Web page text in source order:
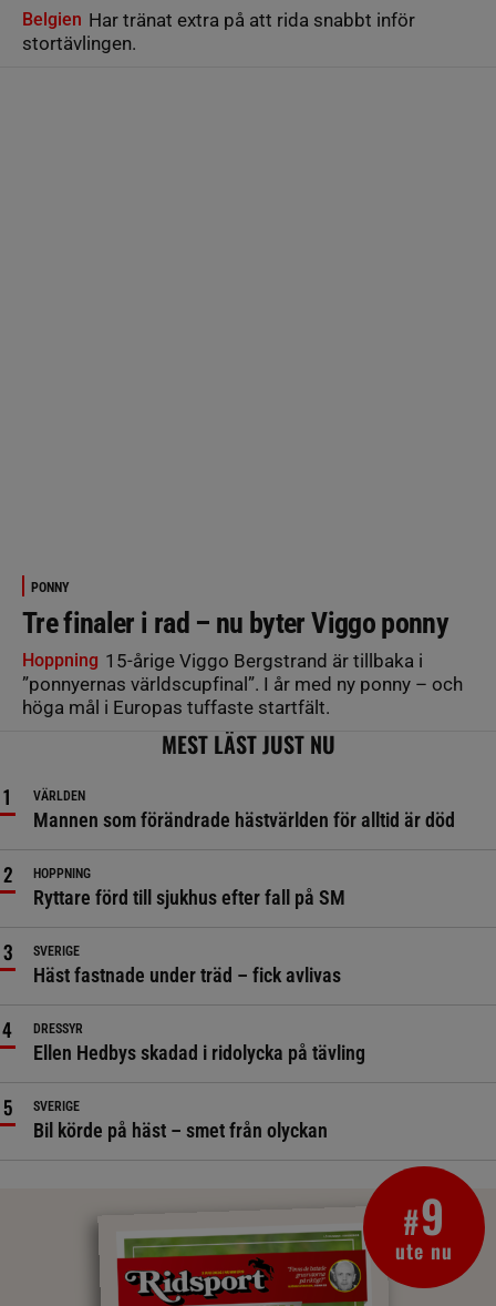
Belgien Har tränat extra på att rida snabbt inför
stortävlingen.
PONNY
Tre finaler i rad – nu byter Viggo ponny
Hoppning 15-årige Viggo Bergstrand är tillbaka i
”ponnyernas världscupfinal”. I år med ny ponny – och
höga mål i Europas tuffaste startfält.
MEST LÄST JUST NU
VÄRLDEN
Mannen som förändrade hästvärlden för alltid är död
HOPPNING
Ryttare förd till sjukhus efter fall på SM
SVERIGE
Häst fastnade under träd – fick avlivas
DRESSYR
Ellen Hedbys skadad i ridolycka på tävling
SVERIGE
Bil körde på häst – smet från olyckan
#9
ute nu